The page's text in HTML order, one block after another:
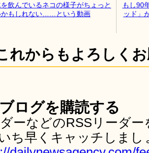
飲んでいるネコの様子がちょっと
かもしれない……という動画
もし90
ッド」
れからもよろしく
ログを購読する
ーなどのRSSリーダ
ち早くキャッチしま